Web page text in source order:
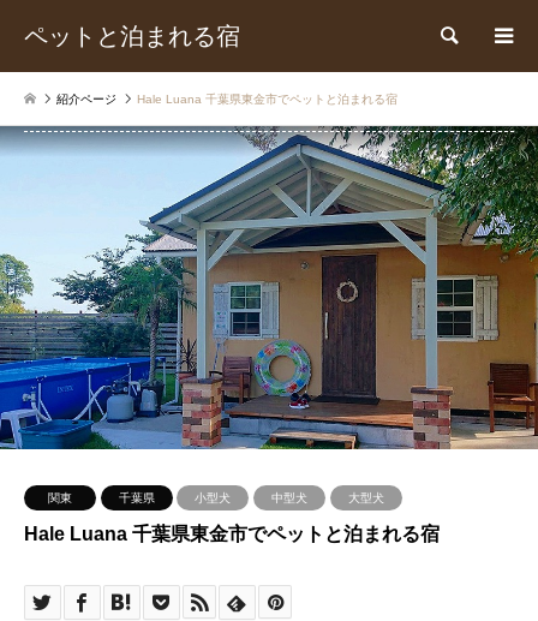
ペットと泊まれる宿 検索
紹介ページ Hale Luana 千葉県東金市でペットと泊まれる宿
関東 千葉県 小型犬 中型犬 大型犬
Hale Luana 千葉県東金市でペットと泊まれる宿